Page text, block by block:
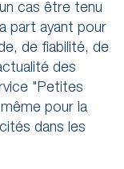
cas être tenu
part ayant pour
de fiabilité, de
des
"Petites
pour la
dans les